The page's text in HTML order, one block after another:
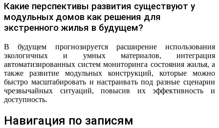
Какие перспективы развития существуют у
модульных домов как решения для
экстренного жилья в будущем?
В будущем прогнозируется расширение использования
экологичных и умных материалов, интеграция
автоматизированных систем мониторинга состояния жилья, а
также развитие модульных конструкций, которые можно
быстро масштабировать и настраивать под разные сценарии
чрезвычайных ситуаций, повысив их эффективность и
доступность.
Навигация по записям